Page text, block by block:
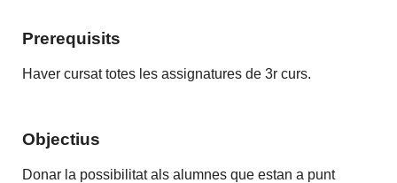
Prerequisits
Haver cursat totes les assignatures de 3r curs.
Objectius
Donar la possibilitat als alumnes que estan a punt